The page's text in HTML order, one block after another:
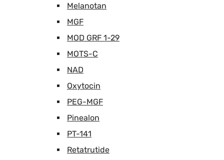
Melanotan
MGF
MOD GRF 1-29
MOTS-C
NAD
Oxytocin
PEG-MGF
Pinealon
PT-141
Retatrutide